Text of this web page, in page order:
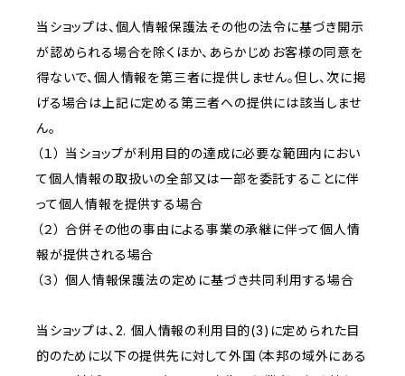
当ショップは、個人情報保護法その他の法令に基づき開示
が認められる場合を除くほか、あらかじめお客様の同意を
得ないで、個人情報を第三者に提供しません。但し、次に掲
げる場合は上記に定める第三者への提供には該当しませ
ん。
（１） 当ショップが利用目的の達成に必要な範囲内におい
て個人情報の取扱いの全部又は一部を委託することに伴
って個人情報を提供する場合
（２） 合併その他の事由による事業の承継に伴って個人情
報が提供される場合
（３） 個人情報保護法の定めに基づき共同利用する場合
当ショップは、2. 個人情報の利用目的(3)に定められた目
的のために以下の提供先に対して外国（本邦の域外にある